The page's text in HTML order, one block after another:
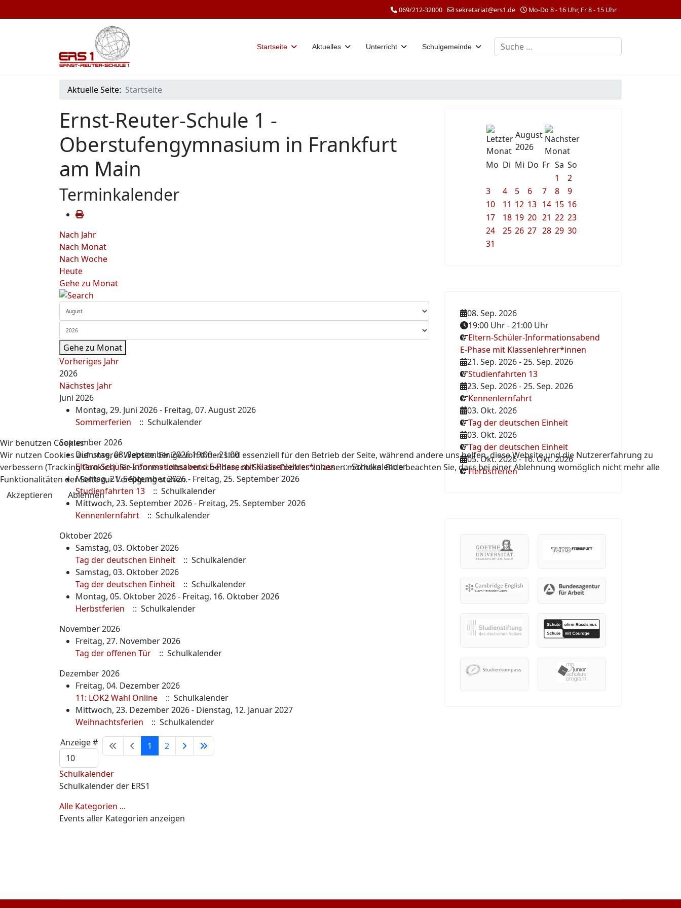
069/212-32000 sekretariat@ers1.de Mo-Do 8 - 16 Uhr, Fr 8 - 15 Uhr
Startseite Aktuelles Unterricht Schulgemeinde Suchen
Aktuelle Seite: Startseite
Ernst-Reuter-Schule 1 -
Oberstufengymnasium in Frankfurt
am Main
Terminkalender
Nach Jahr
Nach Monat
Nach Woche
Heute
Gehe zu Monat
Gehe zu Monat
Vorheriges Jahr
2026
Nächstes Jahr
Juni 2026
Montag, 29. Juni 2026 - Freitag, 07. August 2026
Sommerferien
:: Schulkalender
September 2026
Dienstag, 08. September 2026 19:00 - 21:00
Eltern-Schüler-Informationsabend E-Phase mit Klassenlehrer*innen :: Schulkalender
Montag, 21. September 2026 - Freitag, 25. September 2026
Studienfahrten 13
:: Schulkalender
Mittwoch, 23. September 2026 - Freitag, 25. September 2026
Kennenlernfahrt
:: Schulkalender
Oktober 2026
Samstag, 03. Oktober 2026
Tag der deutschen Einheit
:: Schulkalender
Samstag, 03. Oktober 2026
Tag der deutschen Einheit
:: Schulkalender
Montag, 05. Oktober 2026 - Freitag, 16. Oktober 2026
Herbstferien
:: Schulkalender
November 2026
Freitag, 27. November 2026
Tag der offenen Tür
:: Schulkalender
Dezember 2026
Freitag, 04. Dezember 2026
11: LOK2 Wahl Online
:: Schulkalender
Mittwoch, 23. Dezember 2026 - Dienstag, 12. Januar 2027
Weihnachtsferien
:: Schulkalender
Limite der Paginierungsliste
Anzeige # 1 2
Schulkalender
Schulkalender der ERS1
Alle Kategorien ...
Events aller Kategorien anzeigen
August
2026
Mo Di Mi Do Fr Sa So
1
2
3
4 5 6 7 8
9
10
11 12 13 14 15 16
17
18 19 20 21 22 23
24
25 26 27 28 29 30
31
08. Sep. 2026
19:00 Uhr-21:00 Uhr
Eltern-Schüler-Informationsabend
E-Phase mit Klassenlehrer*innen
21. Sep. 2026-25. Sep. 2026
Studienfahrten 13
23. Sep. 2026-25. Sep. 2026
Kennenlernfahrt
03. Okt. 2026
Tag der deutschen Einheit
03. Okt. 2026
Tag der deutschen Einheit
05. Okt. 2026-16. Okt. 2026
Herbstferien
Wir benutzen Cookies
Wir nutzen Cookies auf unserer Website. Einige von ihnen sind essenziell für den Betrieb der Seite, während andere uns helfen, diese Website und die Nutzererfahrung zu
verbessern (Tracking Cookies). Sie können selbst entscheiden, ob Sie die Cookies zulassen möchten. Bitte beachten Sie, dass bei einer Ablehnung womöglich nicht mehr alle
Funktionalitäten der Seite zur Verfügung stehen.
Akzeptieren
Ablehnen